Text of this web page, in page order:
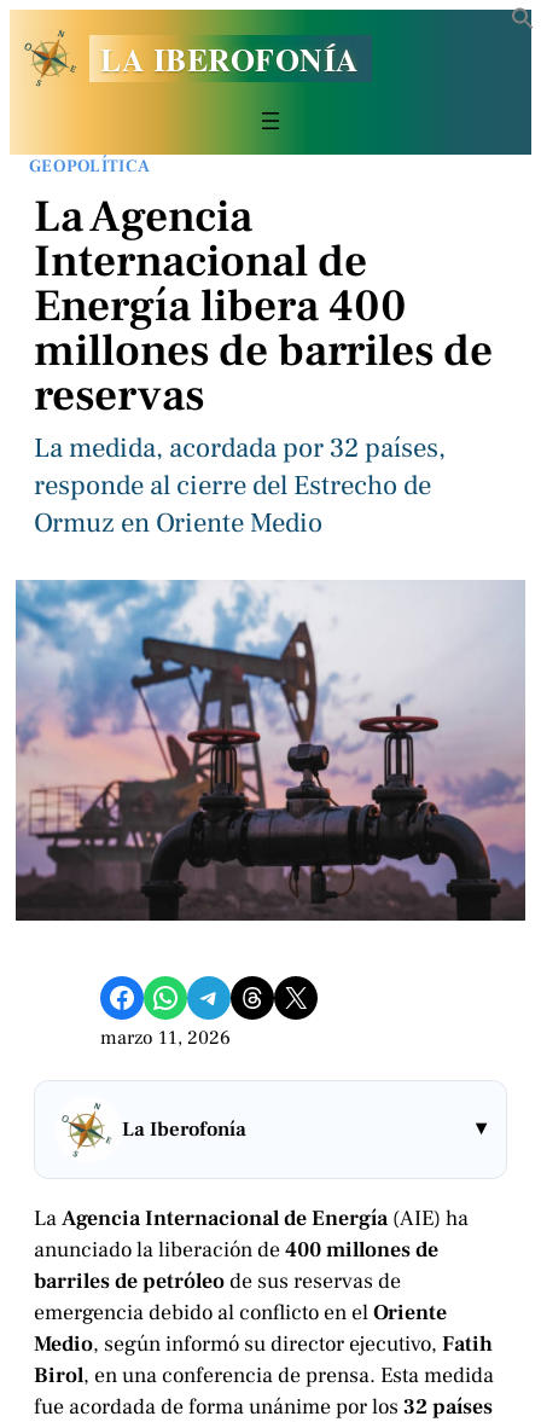
LA IBEROFONÍA
GEOPOLÍTICA
La Agencia
Internacional de
Energía libera 400
millones de barriles de
reservas
La medida, acordada por 32 países,
responde al cierre del Estrecho de
Ormuz en Oriente Medio
Compartir en Facebook Compartir en WhatsApp Compartir en Telegram Share on Threads Compartir en X
marzo 11, 2026
La Iberofonía ▾
LaAgencia Internacional de Energía (AIE) ha
anunciado la liberación de400 millones de
barriles de petróleode sus reservas de
emergencia debido al conflicto en elOriente
Medio, según informó su director ejecutivo, Fatih
Birol, en una conferencia de prensa. Esta medida
fue acordada de forma unánime por los 32 países